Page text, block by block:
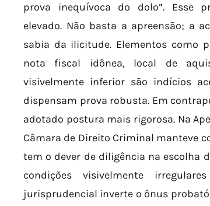
prova inequívoca do dolo”. Esse
elevado. Não basta a apreensão; a
sabia da ilicitude. Elementos como
nota fiscal idônea, local de
visivelmente inferior são indícios
dispensam prova robusta. Em
adotado postura mais rigorosa. Na
Câmara de Direito Criminal manteve
tem o dever de diligência na escolha
condições visivelmente
jurisprudencial inverte o ônus